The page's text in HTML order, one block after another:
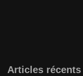
Articles récents